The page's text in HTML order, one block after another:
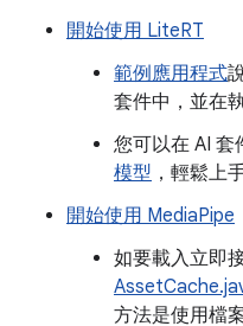
開始使用 LiteRT
範例應用程式
套件中，並在
您可以在 AI 套
模型 ，輕鬆上手
開始使用 MediaPipe
如要載入立即
方法是使用檔